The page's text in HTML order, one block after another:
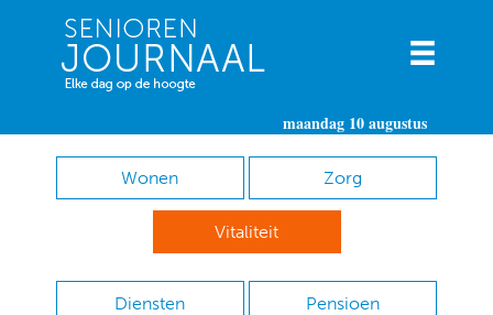
maandag 10 augustus
Wonen Zorg
Vitaliteit
Diensten Pensioen